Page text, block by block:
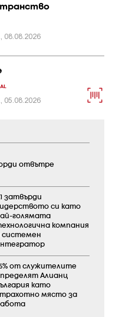
08.08.2026
05.08.2026
отвътре
затвърди
си като
голямата
компания
системен
от служителите
Алианц
като
място за